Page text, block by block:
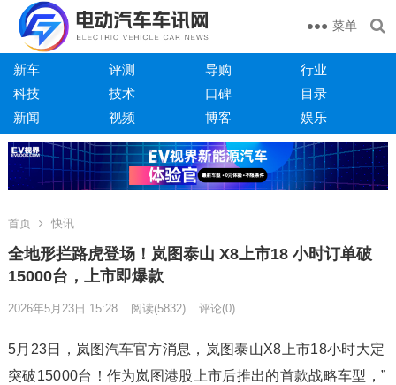
菜单
新车 评测 导购
行业
科技
技术 口碑
目录
新闻
视频 博客 娱乐
首页 快讯
全地形拦路虎登场！岚图泰山 X8上市18 小时订单破
15000台，上市即爆款
2026年5月23日 15:28 阅读(5832) 评论(0)
5月23日，岚图汽车官方消息，岚图泰山X8上市18小时大定
突破15000台！作为岚图港股上市后推出的首款战略车型，”